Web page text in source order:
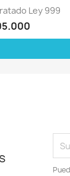
RÁPIDA
Ley 999